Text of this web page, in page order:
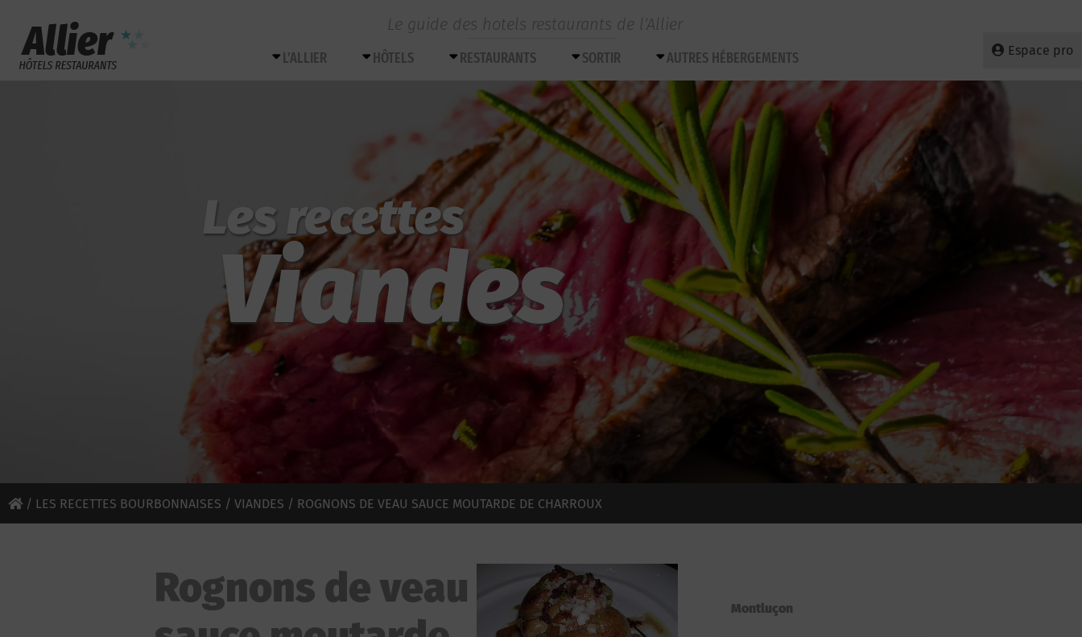
Le guide des hotels restaurants de l’Allier
Espace pro
L’ALLIER HÔTELS RESTAURANTS SORTIR AUTRES HÉBERGEMENTS
Les recettes
Viandes
/ LES RECETTES BOURBONNAISES / VIANDES / ROGNONS DE VEAU SAUCE MOUTARDE DE CHARROUX
Rognons de veau
Montluçon